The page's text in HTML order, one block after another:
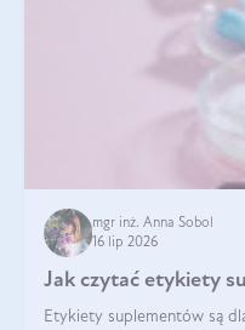
mgr inż. Anna Sobol
16 lip 2026
Jak czytać etykiety
Etykiety suplementów są